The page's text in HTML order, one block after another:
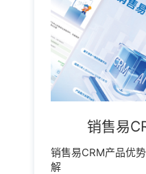
销售易
销售易CRM产品优
解